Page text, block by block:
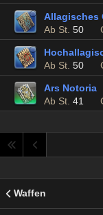
Allagisches
Ab St. 50
Ab St. 50
Ars Notoria
Ab St. 41
Waffen